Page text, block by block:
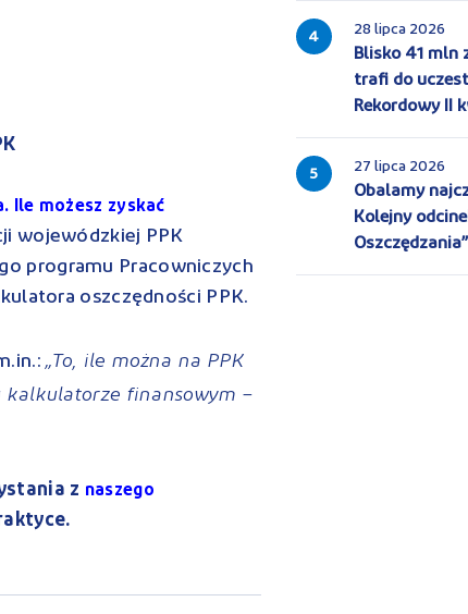
Ile możesz zyskać
wojewódzkiej PPK
programu Pracowniczych
oszczędności PPK.
„To, ile można na PPK
kalkulatorze finansowym –
z naszego
4 28 lipca 2026
Blisko 41 mln
trafi do
Rekordowy II
5 27 lipca 2026
Obalamy
Kolejny
Oszczędzania”